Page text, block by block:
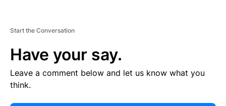
Start the Conversation
Have your say.
Leave a comment below and let us know what you
think.